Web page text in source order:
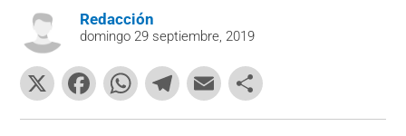
Redacción
domingo 29 septiembre, 2019
X
F
a
W
h
T
el
E
m o